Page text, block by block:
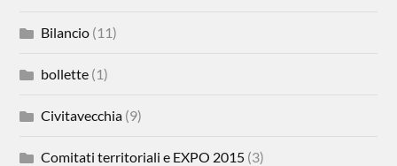
Bilancio (11)
bollette (1)
Civitavecchia (9)
Comitati territoriali e EXPO 2015 (3)